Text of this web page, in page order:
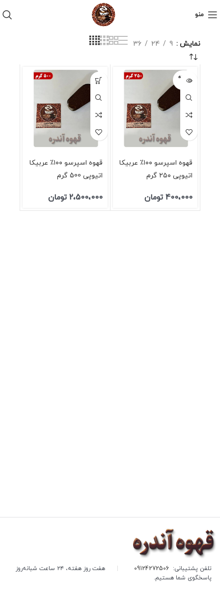
منو
نمایش 9
24
36
فروخته
شده
قهوه اسپرسو ۱۰۰٪ عربیکا
اتیوپی ۲۵۰ گرم
400،000 تومان
قهوه اسپرسو ۱۰۰٪ عربیکا
اتیوپی 500 گرم
2،500،000 تومان
تلفن پشتیبانی: 09124272506
هفت روز هفته، ۲۴ ساعت شبانه‌روز
پاسخگوی شما هستیم.